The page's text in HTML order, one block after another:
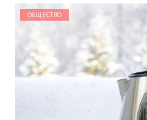
ОБЩЕСТВО